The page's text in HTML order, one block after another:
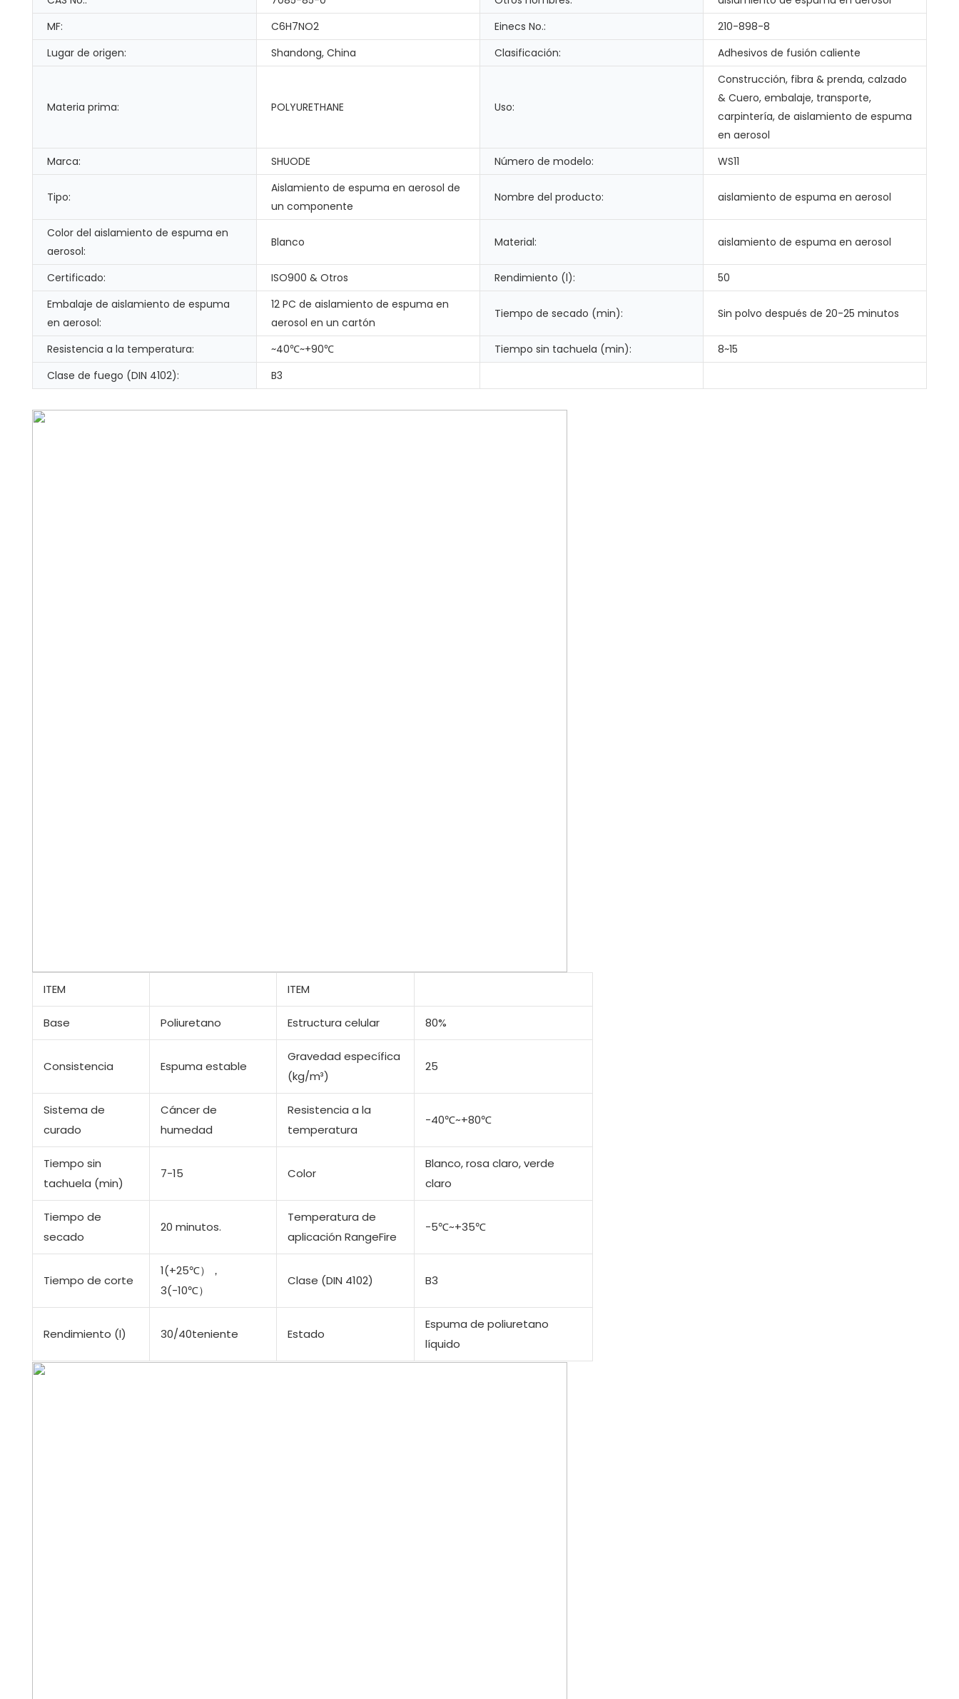
MF:
C6H7NO2 Einecs No.:
210-898-8
Lugar de origen:
Shandong, China Clasificación: Adhesivos de fusión caliente
Materia prima: POLYURETHANE Uso:
Construcción, fibra & prenda, calzado
& Cuero, embalaje, transporte,
carpintería, de aislamiento de espuma
en aerosol
Marca:
SHUODE Número de modelo: WS11
Tipo:
Aislamiento de espuma en aerosol de
un componente
Nombre del producto: aislamiento de espuma en aerosol
Color del aislamiento de espuma en
aerosol:
Blanco Material: aislamiento de espuma en aerosol
Certificado: ISO900 & Otros Rendimiento (l):
50
Embalaje de aislamiento de espuma
en aerosol:
12 PC de aislamiento de espuma en
aerosol en un cartón
Tiempo de secado (min): Sin polvo después de 20-25 minutos
Resistencia a la temperatura: ~40℃~+90℃ Tiempo sin tachuela (min):
8~15
Clase de fuego (DIN 4102):
B3
ITEM ITEM
Base Poliuretano Estructura celular 80%
Consistencia Espuma estable
Gravedad específica
(kg/m³)
25
Sistema de
curado
Cáncer de
humedad
Resistencia a la
temperatura
-40℃~+80℃
Tiempo sin
tachuela (min)
7-15 Color
Blanco, rosa claro, verde
claro
Tiempo de
secado
20 minutos.
Temperatura de
aplicación RangeFire
-5℃~+35℃
Tiempo de corte
1(+25℃），
3(-10℃）
Clase (DIN 4102) B3
Rendimiento (l) 30/40teniente Estado
Espuma de poliuretano
líquido